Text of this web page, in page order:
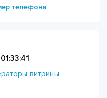
телефона
витрины